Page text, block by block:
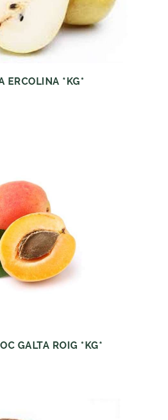
ERCOLINA *KG*
GALTA ROIG *KG*